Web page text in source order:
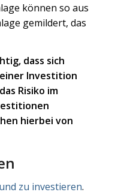
können so aus
gemildert, das
dass sich
Investition
Risiko im
hierbei von
zu investieren.